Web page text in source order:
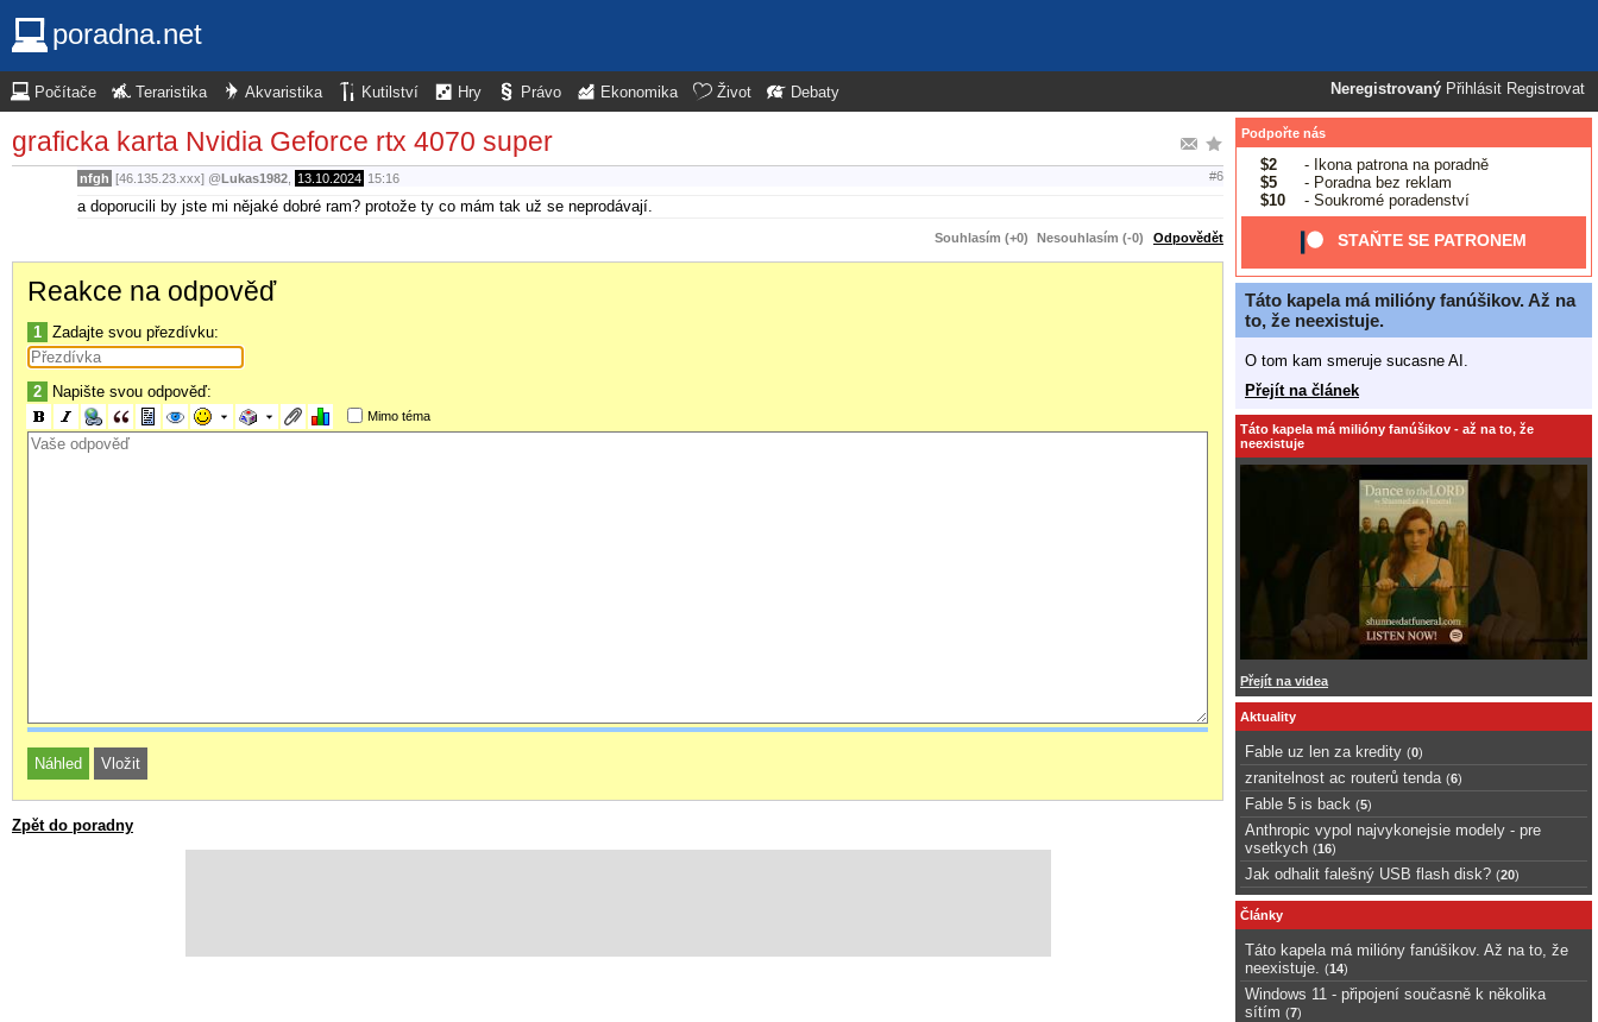
poradna.net
Neregistrovaný Přihlásit Registrovat
Počítače Teraristika Akvaristika Kutilství Hry Právo Ekonomika Život Debaty
graficka karta Nvidia Geforce rtx 4070 super
nfgh [46.135.23.xxx] @Lukas1982 13.10.2024 15:16 #6
a doporucili by jste mi nějaké dobré ram? protože ty co mám tak už se neprodávají.
Souhlasím (+0) Nesouhlasím (-0) Odpovědět
Reakce na odpověď
1 Zadajte svou přezdívku:
2 Napište svou odpověď:
Mimo téma
Zpět do poradny
Podpořte nás
$2
- Ikona patrona na poradně
$5
- Poradna bez reklam
$10
- Soukromé poradenství
STAŇTE SE PATRONEM
Táto kapela má milióny fanúšikov. Až na
to, že neexistuje.
O tom kam smeruje sucasne AI.
Přejít na článek
Táto kapela má milióny fanúšikov - až na to, že
neexistuje
Přejít na videa
Aktuality
Fable uz len za kredity (0)
zranitelnost ac routerů tenda (6)
Fable 5 is back (5)
Anthropic vypol najvykonejsie modely - pre
vsetkych (16)
Jak odhalit falešný USB flash disk? (20)
Články
Táto kapela má milióny fanúšikov. Až na to, že
neexistuje.
(14)
Windows 11 - připojení současně k několika
sítím (7)